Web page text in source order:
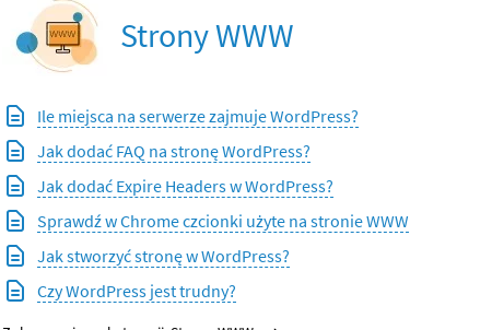
Strony WWW
Ile miejsca na serwerze zajmuje WordPress?
Jak dodać FAQ na stronę WordPress?
Jak dodać Expire Headers w WordPress?
Sprawdź w Chrome czcionki użyte na stronie WWW
Jak stworzyć stronę w WordPress?
Czy WordPress jest trudny?